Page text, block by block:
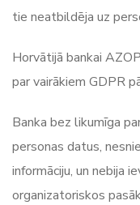
tie neatbildēja uz
Horvātijā bankai
par vairākiem GDPR
Banka bez likumīga
personas datus,
informāciju, un nebija
organizatoriskos